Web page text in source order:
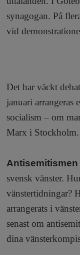
synagogan. På
vid
Det har väckt
januari arrangeras
socialism – om
Marx i
Antisemitismen
svensk vänster.
vänstertidningar?
arrangerats i
senast om
dina